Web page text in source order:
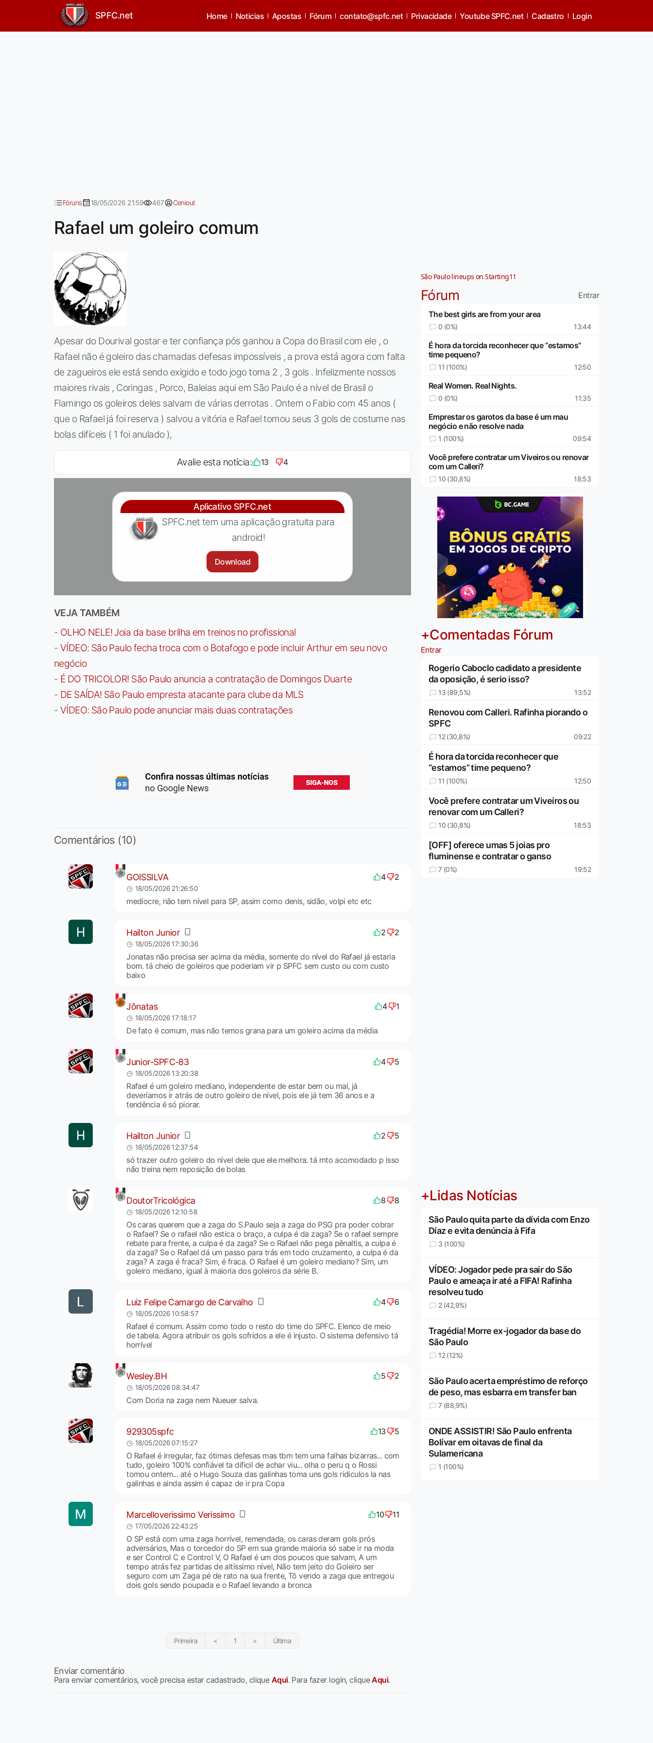
Rafael um goleiro comum
SPFC.net Home Noticias Apostas Fórum contato@spfc.net Privacidade Youtube SPFC.net Cadastro Login
Fóruns 18/05/2026 21:59 467 Ceniout
Rafael um goleiro comum
Apesar do Dourival gostar e ter confiança pós ganhou a Copa do Brasil com ele , o
Rafael não é goleiro das chamadas defesas impossíveis , a prova está agora com falta
de zagueiros ele está sendo exigido e todo jogo toma 2 , 3 gols . Infelizmente nossos
maiores rivais , Coringas , Porco, Baleias aqui em São Paulo é a nível de Brasil o
Flamingo os goleiros deles salvam de várias derrotas . Ontem o Fabio com 45 anos (
que o Rafael já foi reserva ) salvou a vitória e Rafael tomou seus 3 gols de costume nas
bolas difíceis ( 1 foi anulado ),
Avalie esta notícia: 13 4
Aplicativo SPFC.net
SPFC.net tem uma aplicação gratuita para
android!
Download
VEJA TAMBÉM
- OLHO NELE! Joia da base brilha em treinos no profissional
- VÍDEO: São Paulo fecha troca com o Botafogo e pode incluir Arthur em seu novo
negócio
- É DO TRICOLOR! São Paulo anuncia a contratação de Domingos Duarte
- DE SAÍDA! São Paulo empresta atacante para clube da MLS
- VÍDEO: São Paulo pode anunciar mais duas contratações
Comentários (10)
GOISSILVA 4 2
18/05/2026 21:26:50
medíocre, não tem nível para SP, assim como denis, sidão, volpi etc etc
Hailton Junior 2 2
18/05/2026 17:30:36
Jonatas não precisa ser acima da média, somente do nível do Rafael já estaria
bom. tá cheio de goleiros que poderiam vir p SPFC sem custo ou com custo
baixo
Jônatas 4 1
18/05/2026 17:18:17
De fato é comum, mas não temos grana para um goleiro acima da média
Junior-SPFC-83 4 5
18/05/2026 13:20:38
Rafael é um goleiro mediano, independente de estar bem ou mal, já
deveríamos ir atrás de outro goleiro de nível, pois ele já tem 36 anos e a
tendência é só piorar.
Hailton Junior 2 5
18/05/2026 12:37:54
só trazer outro goleiro do nível dele que ele melhora. tá mto acomodado p isso
não treina nem reposição de bolas
DoutorTricológica 8 8
18/05/2026 12:10:58
Os caras querem que a zaga do S.Paulo seja a zaga do PSG pra poder cobrar
o Rafael? Se o rafael não estica o braço, a culpa é da zaga? Se o rafael sempre
rebate para frente, a culpa é da zaga? Se o Rafael não pega pênaltis, a culpa é
da zaga? Se o Rafael dá um passo para trás em todo cruzamento, a culpa é da
zaga? A zaga é fraca? Sim, é fraca. O Rafael é um goleiro mediano? Sim, um
goleiro mediano, igual à maioria dos goleiros da série B.
Luiz Felipe Camargo de Carvalho 4 6
18/05/2026 10:58:57
Rafael é comum. Assim como todo o resto do time do SPFC. Elenco de meio
de tabela. Agora atribuir os gols sofridos a ele é injusto. O sistema defensivo tá
horrível
Wesley.BH 5 2
18/05/2026 08:34:47
Com Doria na zaga nem Nueuer salva.
929305spfc 13 5
18/05/2026 07:15:27
O Rafael é irregular, faz ótimas defesas mas tbm tem uma falhas bizarras... com
tudo, goleiro 100% confiável ta dificil de achar viu... olha o peru q o Rossi
tomou ontem... até o Hugo Souza das galinhas toma uns gols ridiculos la nas
galinhas e ainda assim é capaz de ir pra Copa
Marcelloverissimo Verissimo 10 11
17/05/2026 22:43:25
O SP está com uma zaga horrível, remendada, os caras deram gols prós
adversários, Mas o torcedor do SP em sua grande maioria só sabe ir na moda
e ser Control C e Control V, O Rafael é um dos poucos que salvam, A um
tempo atrás fez partidas de altíssimo nível, Não tem jeito do Goleiro ser
seguro com um Zaga pé de rato na sua frente, Tô vendo a zaga que entregou
dois gols sendo poupada e o Rafael levando a bronca
Primeira < 1 > Última
Enviar comentário
Para enviar comentários, você precisa estar cadastrado, clique Aqui. Para fazer login, cliqueAqui.
São Paulo lineups on Starting11
Fórum
Entrar
The best girls are from your area
0 (0%) 13:44
É hora da torcida reconhecer que “estamos”
time pequeno?
11 (100%) 12:50
Real Women. Real Nights.
0 (0%) 11:35
Emprestar os garotos da base é um mau
negócio e não resolve nada
1 (100%) 09:54
Você prefere contratar um Viveiros ou renovar
com um Calleri?
10 (30,8%) 18:53
Jogue com responsabilidade. 18+
+Comentadas Fórum
Entrar
Rogerio Caboclo cadidato a presidente
da oposição, é serio isso?
13 (89,5%) 13:52
Renovou com Calleri. Rafinha piorando o
SPFC
12 (30,8%) 09:22
É hora da torcida reconhecer que
“estamos” time pequeno?
11 (100%) 12:50
Você prefere contratar um Viveiros ou
renovar com um Calleri?
10 (30,8%) 18:53
[OFF] oferece umas 5 joias pro
fluminense e contratar o ganso
7 (0%) 19:52
+Lidas Notícias
São Paulo quita parte da dívida com Enzo
Díaz e evita denúncia à Fifa
3 (100%)
VÍDEO: Jogador pede pra sair do São
Paulo e ameaça ir até a FIFA! Rafinha
resolveu tudo
2 (42,9%)
Tragédia! Morre ex-jogador da base do
São Paulo
12 (12%)
São Paulo acerta empréstimo de reforço
de peso, mas esbarra em transfer ban
7 (88,9%)
ONDE ASSISTIR! São Paulo enfrenta
Bolívar em oitavas de final da
Sulamericana
1 (100%)